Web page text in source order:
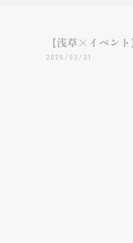
【浅草×イベン
2026/03/31